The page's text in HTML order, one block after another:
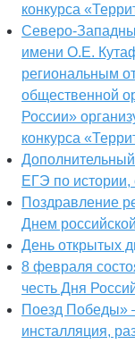
конкурса
Северо-
имени О.Е.
региональным
общественной
России»
конкурса
ЕГЭ по истории,
Поздравление
Днем
День открытых
8 февраля
честь Дня
Поезд Победы»
инсталляция,